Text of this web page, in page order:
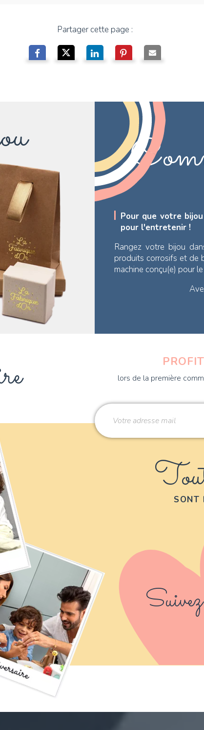
Partager cette page :
Pour que votre
pour l'entretenir !
Rangez votre bijou
produits corrosifs et de
machine conçu(e) pour
lors de la première
SONT